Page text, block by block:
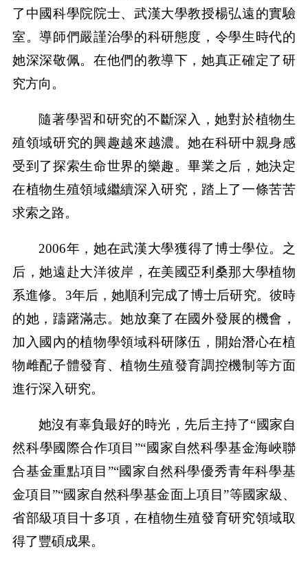
了中國科學院院士、武漢大學教授楊弘遠的實驗
室。導師們嚴謹治學的科研態度，令學生時代的
她深深敬佩。在他們的教導下，她真正確定了研
究方向。
隨著學習和研究的不斷深入，她對於植物生
殖領域研究的興趣越來越濃。她在科研中親身感
受到了探索生命世界的樂趣。畢業之后，她決定
在植物生殖領域繼續深入研究，踏上了一條苦苦
求索之路。
2006年，她在武漢大學獲得了博士學位。之
后，她遠赴大洋彼岸，在美國亞利桑那大學植物
系進修。3年后，她順利完成了博士后研究。彼時
的她，躊躇滿志。她放棄了在國外發展的機會，
加入國內的植物學領域科研隊伍，開始潛心在植
物雌配子體發育、植物生殖發育調控機制等方面
進行深入研究。
她沒有辜負最好的時光，先后主持了“國家自
然科學國際合作項目”“國家自然科學基金海峽聯
合基金重點項目”“國家自然科學優秀青年科學基
金項目”“國家自然科學基金面上項目”等國家級、
省部級項目十多項，在植物生殖發育研究領域取
得了豐碩成果。